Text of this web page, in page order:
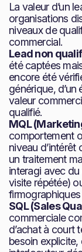
La valeur d’un
organisations
niveaux de
commercial.
Lead non
été captées
encore été
générique, d’un
valeur
qualifié.
MQL
comportement
niveau d’intérêt
un traitement
interagi avec
visite répétée)
firmographiques
SQL (Sales
commerciale
d’achat à court
besoin explicite,